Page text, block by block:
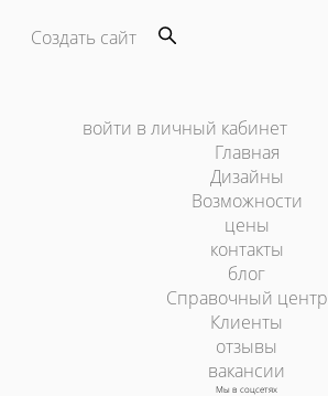
Создать сайт
войти в личный кабинет
Главная
Дизайны
Возможности
цены
контакты
блог
Справочный центр
Клиенты
отзывы
вакансии
Мы в соцсетях